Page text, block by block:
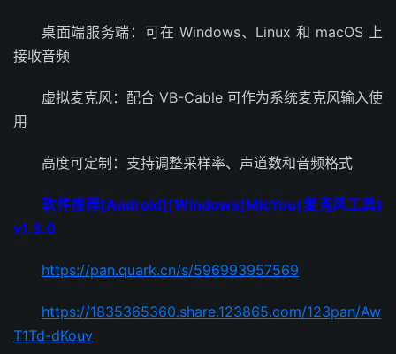
桌面端服务端：可在 Windows、Linux 和 macOS 上
接收音频
虚拟麦克风：配合 VB-Cable 可作为系统麦克风输入使
用
高度可定制：支持调整采样率、声道数和音频格式
软件推荐[Android][Windows]MicYou(麦克风工具)
v1.3.0
https://pan.quark.cn/s/596993957569
https://1835365360.share.123865.com/123pan/Aw
T1Td-dKouv